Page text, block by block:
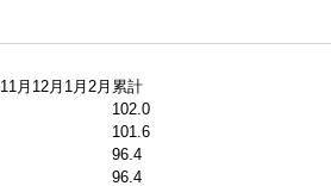
11月 12月 1月 2月 累計
102.0
101.6
96.4
96.4